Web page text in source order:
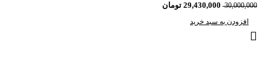
30,000,000
29,430,000 تومان
افزودن به سبد خرید